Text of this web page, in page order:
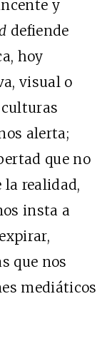
y
defiende
hoy
visual o
alerta;
que no
la realidad,
insta a
que nos
mediáticos